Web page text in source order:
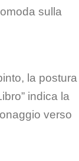
sulla
la postura
indica la
verso